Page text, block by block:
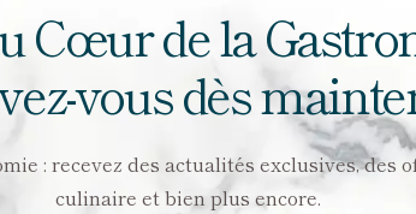
Cœur de la
vous dès
: recevez des actualités exclusives,
culinaire et bien plus encore.